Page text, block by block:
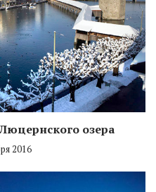
озера
2016